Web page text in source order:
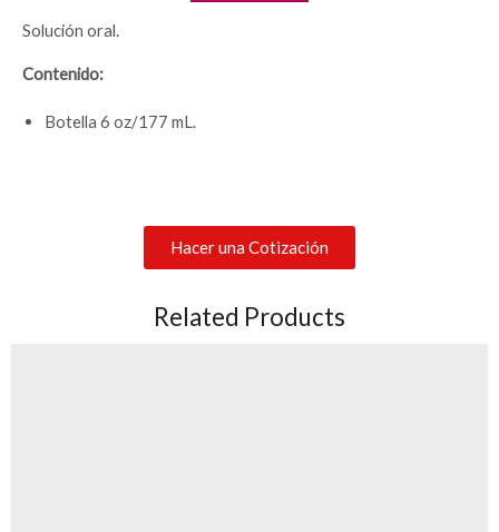
Solución oral.
Contenido:
Botella 6 oz/177 mL.
Hacer una Cotización
Related Products